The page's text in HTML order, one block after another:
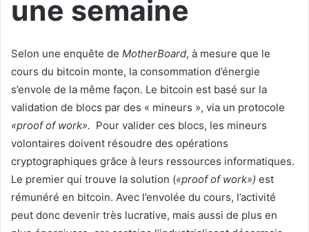
une semaine
Selon une enquête de MotherBoard, à mesure que le
cours du bitcoin monte, la consommation d’énergie
s’envole de la même façon. Le bitcoin est basé sur la
validation de blocs par des « mineurs », via un protocole
«proof of work». Pour valider ces blocs, les mineurs
volontaires doivent résoudre des opérations
cryptographiques grâce à leurs ressources informatiques.
Le premier qui trouve la solution («proof of work») est
rémunéré en bitcoin. Avec l’envolée du cours, l’activité
peut donc devenir très lucrative, mais aussi de plus en